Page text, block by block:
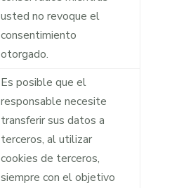
usted no revoque el
consentimiento
otorgado.
Es posible que el
responsable necesite
transferir sus datos a
terceros, al utilizar
cookies de terceros,
siempre con el objetivo